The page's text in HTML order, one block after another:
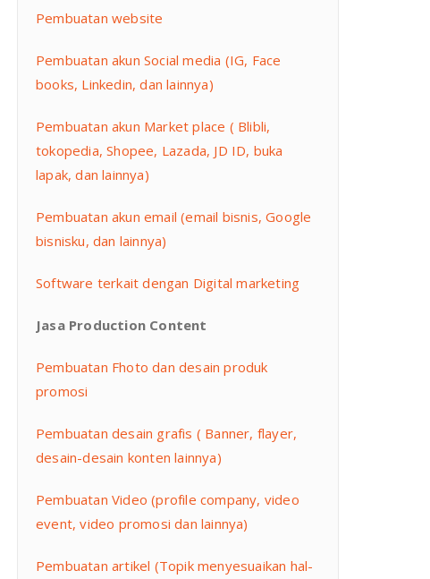
Pembuatan website
Pembuatan akun Social media (IG, Face
books, Linkedin, dan lainnya)
Pembuatan akun Market place ( Blibli,
tokopedia, Shopee, Lazada, JD ID, buka
lapak, dan lainnya)
Pembuatan akun email (email bisnis, Google
bisnisku, dan lainnya)
Software terkait dengan Digital marketing
Jasa Production Content
Pembuatan Fhoto dan desain produk
promosi
Pembuatan desain grafis ( Banner, flayer,
desain-desain konten lainnya)
Pembuatan Video (profile company, video
event, video promosi dan lainnya)
Pembuatan artikel (Topik menyesuaikan hal-